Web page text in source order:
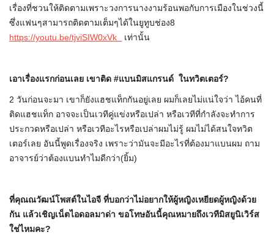
เรื่องที่ชวนให้ติดตามเพราะวงการนางงามร้อนพอกับการเมืองในช่วงนี้
ซึ่งแฟนๆสามารถติดตามเต็มๆได้ในยูทูบช่อง8
https://youtu.be/tjviSIW0xVk
เท่านั้น
เอาเรื่องแรกก่อนเลย เขาติด #แบนมิสแกรนด์ ในทวิตเตอร์?
2 วันก่อนจะมา เขาก็ยังแฮชแท็กกันอยู่เลย ผมก็เลยไม่แน่ใจว่า ไอ้คนที่
ติดแฮชแท็ก อาจจะเป็นเวทีคู่แข่งหรือเปล่า หรือเวทีที่กำลังจะทำการ
ประกวดหรือเปล่า หรือเวทีอะไรหรือเปล่าผมไม่รู้ ผมไม่ได้สนใจทวิต
เตอร์เลย อันนี้พูดเรื่องจริง เพราะว่ามันจะมีอะไรที่ต้องมาแบนผม ถาม
อาจารย์ว่าต้องแบนทำไมดีกว่า(ยิ้ม)
ที่คุณณวัฒน์โพสต์ในไอจี ที่บอกว่าไม่อยากให้ผู้หญิงเหยียดผู้หญิงด้วย
กัน แล้วเชิญเน็ตไอดอลมาด่า ขอโทษอันนี้คุณหมายถึงเวทีมิสยูนิเวิร์ส
ใช่ไหมคะ?